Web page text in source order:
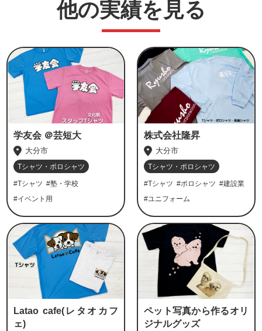
他の実績を見る
学友会 ＠芸短大
大分市
Tシャツ・ポロシャツ
#Tシャツ #塾・学校
#イベント用
株式会社隆昇
大分市
Tシャツ・ポロシャツ
#Tシャツ #ポロシャツ #建設業
#ユニフォーム
Latao cafe(レタオカフ
ェ)
ペット写真から作るオリ
ジナルグッズ